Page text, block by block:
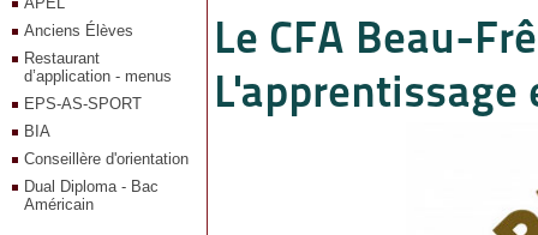
Anciens Élèves
Restaurant
d’application - menus
EPS-AS-SPORT
BIA
Conseillère d'orientation
Dual Diploma - Bac
Américain
Le CFA Beau-